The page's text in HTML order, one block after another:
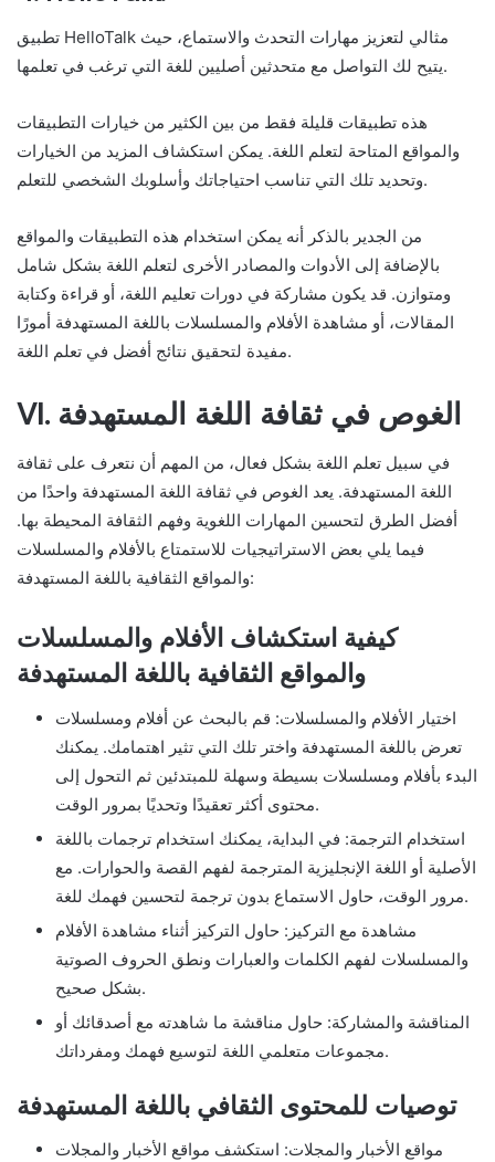
تطبيق HelloTalk مثالي لتعزيز مهارات التحدث والاستماع، حيث
يتيح لك التواصل مع متحدثين أصليين للغة التي ترغب في تعلمها.
هذه تطبيقات قليلة فقط من بين الكثير من خيارات التطبيقات
والمواقع المتاحة لتعلم اللغة. يمكن استكشاف المزيد من الخيارات
وتحديد تلك التي تناسب احتياجاتك وأسلوبك الشخصي للتعلم.
من الجدير بالذكر أنه يمكن استخدام هذه التطبيقات والمواقع
بالإضافة إلى الأدوات والمصادر الأخرى لتعلم اللغة بشكل شامل
ومتوازن. قد يكون مشاركة في دورات تعليم اللغة، أو قراءة وكتابة
المقالات، أو مشاهدة الأفلام والمسلسلات باللغة المستهدفة أمورًا
مفيدة لتحقيق نتائج أفضل في تعلم اللغة.
VI. الغوص في ثقافة اللغة المستهدفة
في سبيل تعلم اللغة بشكل فعال، من المهم أن نتعرف على ثقافة
اللغة المستهدفة. يعد الغوص في ثقافة اللغة المستهدفة واحدًا من
أفضل الطرق لتحسين المهارات اللغوية وفهم الثقافة المحيطة بها.
فيما يلي بعض الاستراتيجيات للاستمتاع بالأفلام والمسلسلات
والمواقع الثقافية باللغة المستهدفة:
كيفية استكشاف الأفلام والمسلسلات
والمواقع الثقافية باللغة المستهدفة
اختيار الأفلام والمسلسلات: قم بالبحث عن أفلام ومسلسلات
تعرض باللغة المستهدفة واختر تلك التي تثير اهتمامك. يمكنك
البدء بأفلام ومسلسلات بسيطة وسهلة للمبتدئين ثم التحول إلى
محتوى أكثر تعقيدًا وتحديًا بمرور الوقت.
استخدام الترجمة: في البداية، يمكنك استخدام ترجمات باللغة
الأصلية أو اللغة الإنجليزية المترجمة لفهم القصة والحوارات. مع
مرور الوقت، حاول الاستماع بدون ترجمة لتحسين فهمك للغة.
مشاهدة مع التركيز: حاول التركيز أثناء مشاهدة الأفلام
والمسلسلات لفهم الكلمات والعبارات ونطق الحروف الصوتية
بشكل صحيح.
المناقشة والمشاركة: حاول مناقشة ما شاهدته مع أصدقائك أو
مجموعات متعلمي اللغة لتوسيع فهمك ومفرداتك.
توصيات للمحتوى الثقافي باللغة المستهدفة
مواقع الأخبار والمجلات: استكشف مواقع الأخبار والمجلات